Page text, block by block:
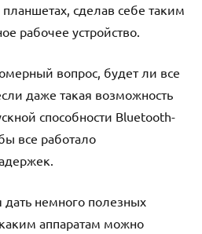
сделав себе таким
рабочее устройство.
вопрос, будет ли все
даже такая возможность
способности Bluetooth-
все работало
немного полезных
аппаратам можно